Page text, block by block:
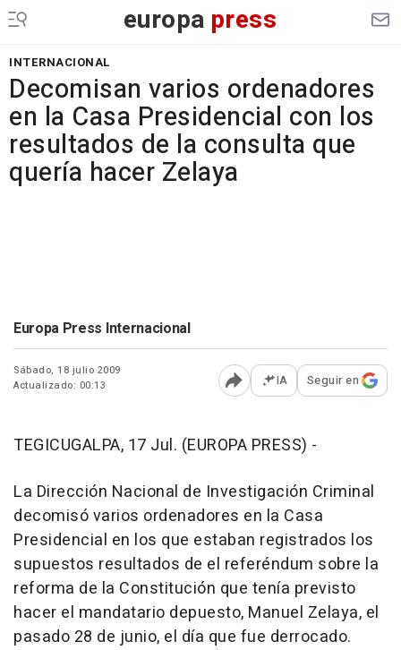
europa press
INTERNACIONAL
Decomisan varios ordenadores
en la Casa Presidencial con los
resultados de la consulta que
quería hacer Zelaya
Europa Press Internacional
Sábado, 18 julio 2009
Actualizado: 00:13
Abrir opciones para
IA Seguir en
TEGICUGALPA, 17 Jul. (EUROPA PRESS) -
La Dirección Nacional de Investigación Criminal
decomisó varios ordenadores en la Casa
Presidencial en los que estaban registrados los
supuestos resultados de el referéndum sobre la
reforma de la Constitución que tenía previsto
hacer el mandatario depuesto, Manuel Zelaya, el
pasado 28 de junio, el día que fue derrocado.